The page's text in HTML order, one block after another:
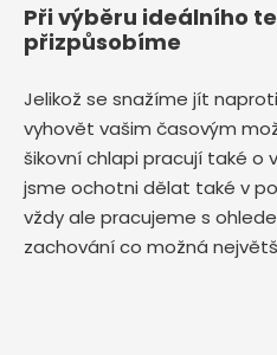
Při výběru ideálního
přizpůsobíme
Jelikož se snažíme jít
vyhovět vašim časovým
šikovní chlapi pracují také o
jsme ochotni dělat také v
vždy ale pracujeme s
zachování co možná